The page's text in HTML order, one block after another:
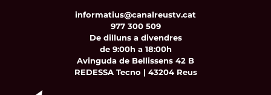
informatius@canalreustv.cat
977 300 509
De dilluns a divendres
de 9:00h a 18:00h
Avinguda de Bellissens 42 B
REDESSA Tecno | 43204 Reus